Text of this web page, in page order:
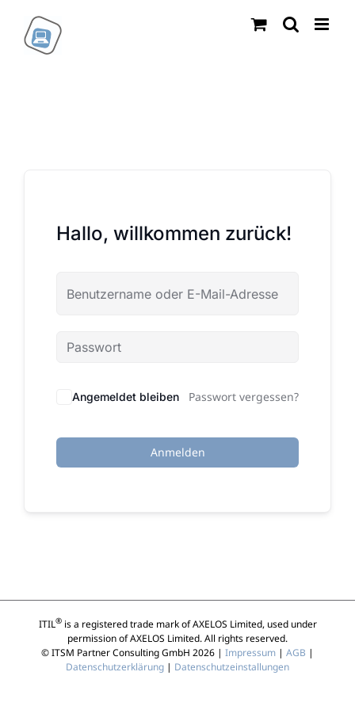
Inhalt
springen
Hallo, willkommen zurück!
Angemeldet bleiben Passwort vergessen?
Anmelden
ITIL®is a registered trade mark of AXELOS Limited, used under
permission of AXELOS Limited. All rights reserved.
© ITSM Partner Consulting GmbH 2026 | Impressum | AGB |
Datenschutzerklärung | Datenschutzeinstallungen